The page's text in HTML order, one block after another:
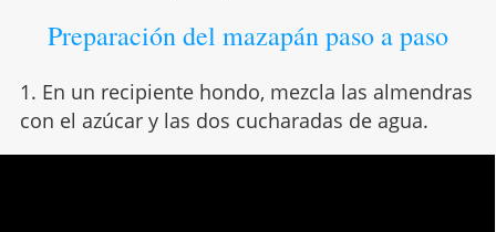
Preparación del mazapán paso a paso
1. En un recipiente hondo, mezcla las almendras
con el azúcar y las dos cucharadas de agua.